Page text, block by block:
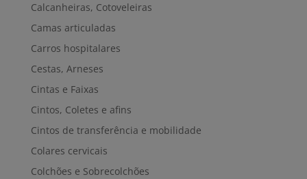
Calcanheiras, Cotoveleiras
Camas articuladas
Carros hospitalares
Cestas, Arneses
Cintas e Faixas
Cintos, Coletes e afins
Cintos de transferência e mobilidade
Colares cervicais
Colchões e Sobrecolchões